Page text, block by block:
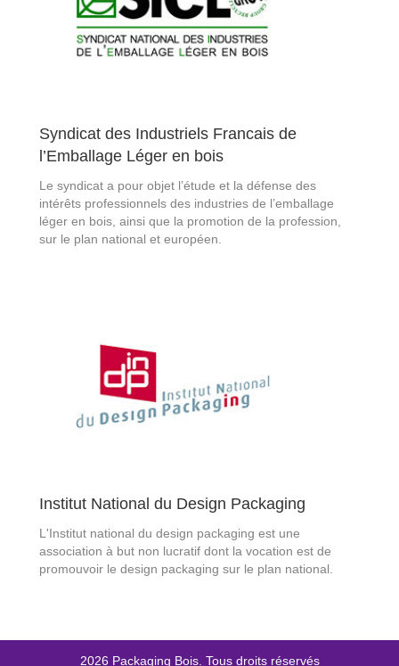
Syndicat des Industriels Francais de
l’Emballage Léger en bois
Le syndicat a pour objet l’étude et la défense des
intérêts professionnels des industries de l’emballage
léger en bois, ainsi que la promotion de la profession,
sur le plan national et européen.
Institut National du Design Packaging
L'Institut national du design packaging est une
association à but non lucratif dont la vocation est de
promouvoir le design packaging sur le plan national.
2026 Packaging Bois. Tous droits réservés